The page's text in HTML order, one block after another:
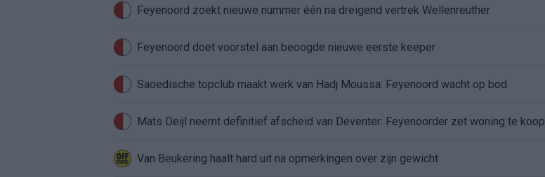
Feyenoord zoekt nieuwe nummer één na dreigend vertrek Wellenreuther
Feyenoord doet voorstel aan beoogde nieuwe eerste keeper
Saoedische topclub maakt werk van Hadj Moussa: Feyenoord wacht op bod
Mats Deijl neemt definitief afscheid van Deventer: Feyenoorder zet woning te koop
Van Beukering haalt hard uit na opmerkingen over zijn gewicht